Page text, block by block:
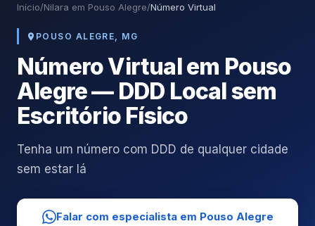
Início/Nilara em Pouso Alegre/Número Virtual
POUSO ALEGRE, MG
Número Virtual em Pouso
Alegre — DDD Local sem
Escritório Físico
Tenha um número com DDD de qualquer cidade
sem estar lá
Falar com especialista em Pouso Alegre